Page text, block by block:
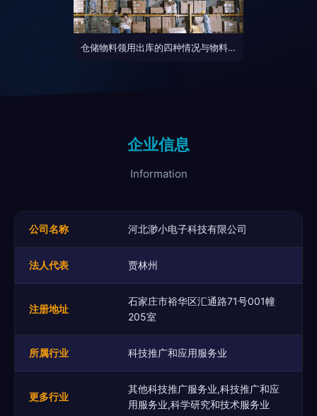
仓储物料领用出库的四种情况与物料发放七大管理技巧
企业信息
Information
公司名称 河北渺小电子科技有限公司
法人代表 贾林州
注册地址
石家庄市裕华区汇通路71号001幢
205室
所属行业 科技推广和应用服务业
更多行业
其他科技推广服务业,科技推广和应
用服务业,科学研究和技术服务业